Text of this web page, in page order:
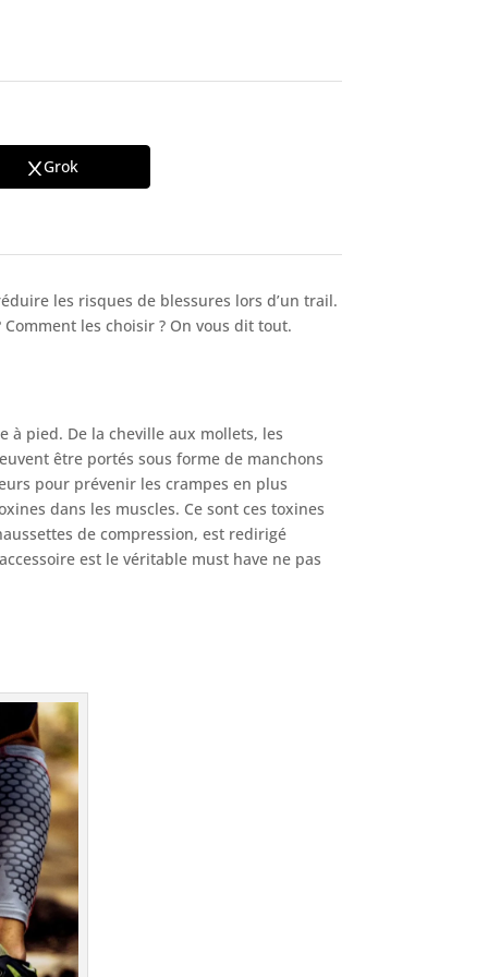
Grok
les risques de blessures lors d’un trail.
les choisir ? On vous dit tout.
à pied. De la cheville aux mollets, les
être portés sous forme de manchons
pour prévenir les crampes en plus
dans les muscles. Ce sont ces toxines
de compression, est redirigé
est le véritable must have ne pas